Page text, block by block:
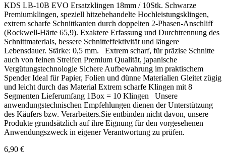
KDS LB-10B EVO Ersatzklingen 18mm / 10Stk. Schwarze
Premiumklingen, speziell hitzebehandelte Hochleistungsklingen,
extrem scharfe Schnittkanten durch doppelten 2-Phasen-Anschliff
(Rockwell-Härte 65,9). Exaktere Erfassung und Durchtrennung des
Schnittmaterials, bessere Schnitteffektivität und längere
Lebensdauer. Stärke: 0,5 mm. Extrem scharf, für präzise Schnitte
auch von feinen Streifen Premium Qualität, japanische
Vergütungstechnologie Sichere Aufbewahrung im praktischem
Spender Ideal für Papier, Folien und dünne Materialien Gleitet zügig
und leicht durch das Material Extrem scharfe Klingen mit 8
Segmenten Lieferumfang 1Box = 10 Klingen Unsere
anwendungstechnischen Empfehlungen dienen der Unterstützung
des Käufers bzw. Verarbeiters.Sie entbinden nicht davon, unsere
Produkte grundsätzlich auf ihre Eignung für den vorgesehenen
Anwendungszweck in eigener Verantwortung zu prüfen.
6,90 €